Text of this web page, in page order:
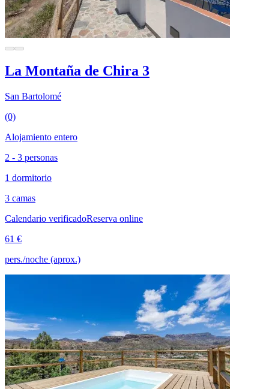
La Montaña de Chira 3
San Bartolomé
(0)
Alojamiento entero
2 - 3 personas
1 dormitorio
3 camas
Calendario verificadoReserva online
61 €
pers./noche (aprox.)